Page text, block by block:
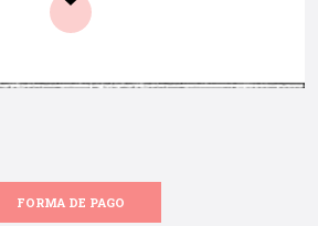
FORMA DE PAGO